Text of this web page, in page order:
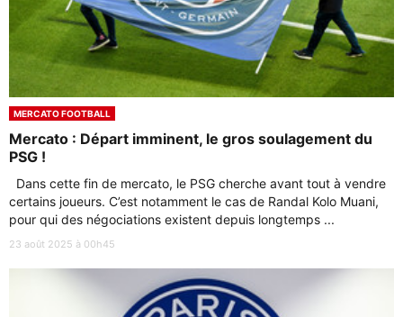
MERCATO FOOTBALL
Mercato : Départ imminent, le gros soulagement du
PSG !
Dans cette fin de mercato, le PSG cherche avant tout à vendre
certains joueurs. C’est notamment le cas de Randal Kolo Muani,
pour qui des négociations existent depuis longtemps ...
23 août 2025 à 00h45